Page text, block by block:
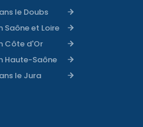
le Doubs
Saône et Loire
Côte d'Or
Haute-Saône
le Jura